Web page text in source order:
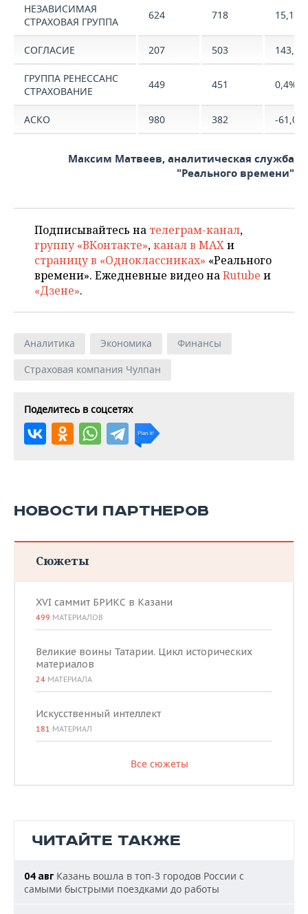
НЕЗАВИСИМАЯ
СТРАХОВАЯ ГРУППА
624 718 15,1%
СОГЛАСИЕ 207 503 143,0%
ГРУППА РЕНЕССАНС
СТРАХОВАНИЕ
449 451 0,4%
АСКО 980 382 -61,0%
Максим Матвеев, аналитическая служба
"Реального времени"
Подписывайтесь на телеграм-канал,
группу «ВКонтакте»,канал в MAXи
страницу в «Одноклассниках» «Реального
времени». Ежедневные видео наRutube и
«Дзене».
Аналитика Экономика
Финансы
Страховая компания Чулпан
Поделитесь в соцсетях
НОВОСТИ ПАРТНЕРОВ
Сюжеты
XVI саммит БРИКС в Казани
499 МАТЕРИАЛОВ
Великие воины Татарии. Цикл исторических
материалов
24 МАТЕРИАЛА
Искусственный интеллект
181 МАТЕРИАЛ
Все сюжеты
ЧИТАЙТЕ ТАКЖЕ
04 авг Казань вошла в топ-3 городов России с
самыми быстрыми поездками до работы